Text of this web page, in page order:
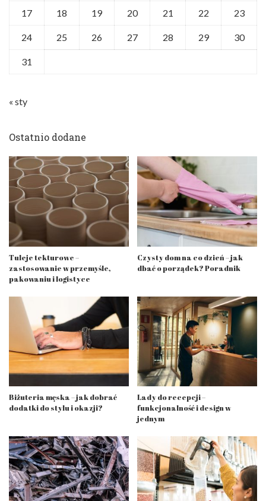
17 18 19 20 21 22 23
24 25 26 27 28 29 30
31
« sty
Ostatnio dodane
Tuleje tekturowe –
zastosowanie w przemyśle,
pakowaniu i logistyce
Czysty dom na co dzień – jak
dbać o porządek? Poradnik
Biżuteria męska – jak dobrać
dodatki do stylu i okazji?
Lady do recepcji –
funkcjonalność i design w
jednym